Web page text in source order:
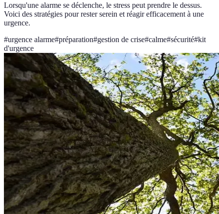
Lorsqu'une alarme se déclenche, le stress peut prendre le dessus.
Voici des stratégies pour rester serein et réagir efficacement à une
urgence.
#urgence alarme#préparation#gestion de crise#calme#sécurité#kit
d'urgence